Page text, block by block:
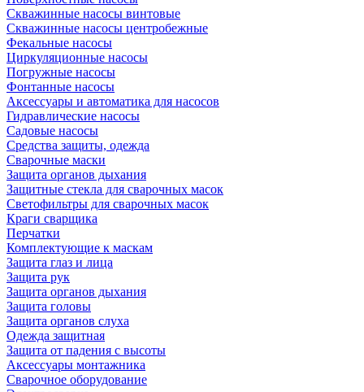
Скважинные насосы винтовые
Скважинные насосы центробежные
Фекальные насосы
Циркуляционные насосы
Погружные насосы
Фонтанные насосы
Аксессуары и автоматика для насосов
Гидравлические насосы
Садовые насосы
Средства защиты, одежда
Сварочные маски
Защита органов дыхания
Защитные стекла для сварочных масок
Светофильтры для сварочных масок
Краги сварщика
Перчатки
Комплектующие к маскам
Защита глаз и лица
Защита рук
Защита органов дыхания
Защита головы
Защита органов слуха
Одежда защитная
Защита от падения с высоты
Аксессуары монтажника
Сварочное оборудование